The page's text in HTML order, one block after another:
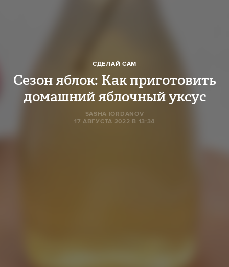
СДЕЛАЙ САМ
Сезон яблок: Как приготовить
домашний яблочный уксус
SASHA IORDANOV
17 АВГУСТА 2022 В 13:34